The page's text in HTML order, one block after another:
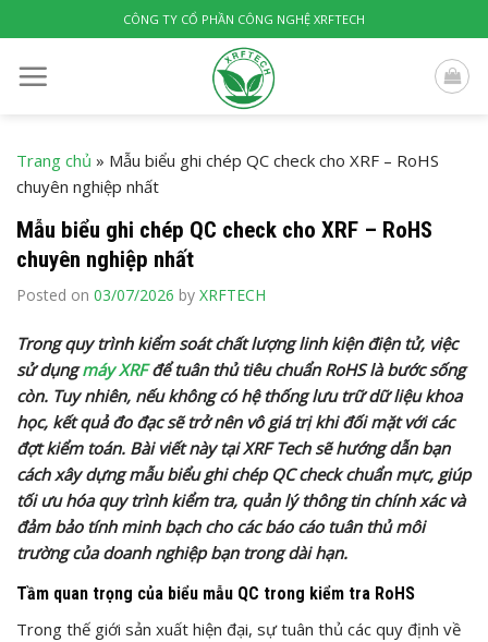
to
content
CÔNG TY CỔ PHẦN CÔNG NGHỆ XRFTECH
Trang chủ » Mẫu biểu ghi chép QC check cho XRF – RoHS
chuyên nghiệp nhất
Mẫu biểu ghi chép QC check cho XRF – RoHS
chuyên nghiệp nhất
Posted on 03/07/2026 by XRFTECH
Trong quy trình kiểm soát chất lượng linh kiện điện tử, việc
sử dụngmáy XRFđể tuân thủ tiêu chuẩn RoHS là bước sống
còn. Tuy nhiên, nếu không có hệ thống lưu trữ dữ liệu khoa
học, kết quả đo đạc sẽ trở nên vô giá trị khi đối mặt với các
đợt kiểm toán. Bài viết này tại XRF Tech sẽ hướng dẫn bạn
cách xây dựng mẫu biểu ghi chép QC check chuẩn mực, giúp
tối ưu hóa quy trình kiểm tra, quản lý thông tin chính xác và
đảm bảo tính minh bạch cho các báo cáo tuân thủ môi
trường của doanh nghiệp bạn trong dài hạn.
Tầm quan trọng của biểu mẫu QC trong kiểm tra RoHS
Trong thế giới sản xuất hiện đại, sự tuân thủ các quy định về